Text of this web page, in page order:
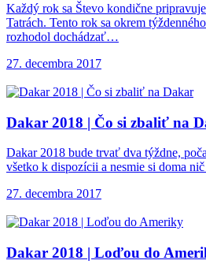
Každý rok sa Števo kondične
Tatrách. Tento rok sa okrem
rozhodol dochádzať…
27. decembra 2017
Dakar 2018 | Čo si zbaliť na
Dakar 2018 bude trvať dva týždne,
všetko k dispozícii a nesmie si doma
27. decembra 2017
Dakar 2018 | Loďou do